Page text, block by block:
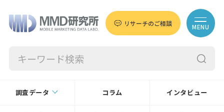
リサーチのご相談 MENU
調査データ コラム インタビュー